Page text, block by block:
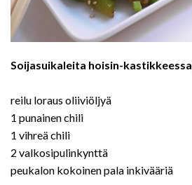
Soijasuikaleita hoisin-kastikkeessa
reilu loraus oliiviöljyä
1 punainen chili
1 vihreä chili
2 valkosipulinkynttä
peukalon kokoinen pala inkivääriä